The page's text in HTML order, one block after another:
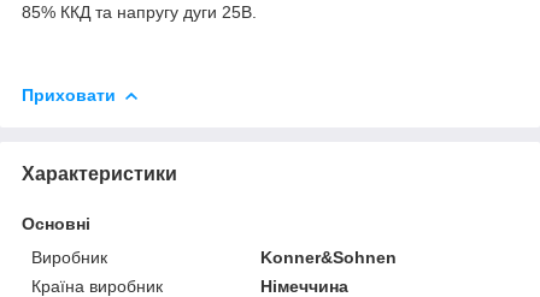
85% ККД та напругу дуги 25В.
Приховати
Характеристики
Основні
Виробник
Konner&Sohnen
Країна виробник
Німеччина